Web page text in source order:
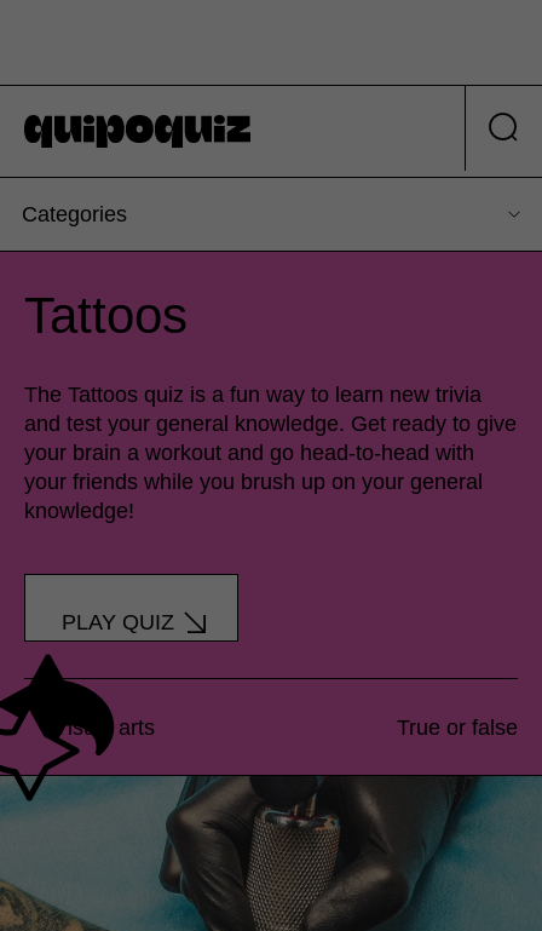
Categories
Tattoos
The Tattoos quiz is a fun way to learn new trivia
and test your general knowledge. Get ready to give
your brain a workout and go head-to-head with
your friends while you brush up on your general
knowledge!
PLAY QUIZ
Visual arts True or false